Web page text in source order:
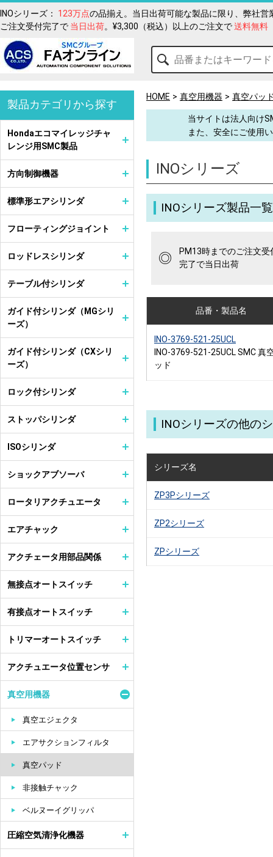
INOシリーズ： 123万点の品揃え。当日出荷可能な製品に限り、弊社営
ご注文受付完了で 当日出荷。¥3,300（税込）以上のご注文で送料無料
HOME 真空用機器 真空パッ
当サイトは法人向け
また、安全にご使用
INOシリーズ
INOシリーズ製品一覧
◎
PM13時までのご注文受
完了で当日出荷
品番・製品名
INO-3769-521-25UCL
INO-3769-521-25UCL SMC 真
ッド
INOシリーズの他の
シリーズ名
ZP3Pシリーズ
ZP2シリーズ
ZPシリーズ
製品カテゴリから探す
Hondaエコマイレッジチャ
レンジ用SMC製品
方向制御機器
標準形エアシリンダ
フローティングジョイント
ロッドレスシリンダ
テーブル付シリンダ
ガイド付シリンダ（MGシリ
ーズ）
ガイド付シリンダ（CXシリ
ーズ）
ロック付シリンダ
ストッパシリンダ
ISOシリンダ
ショックアブソーバ
ロータリアクチュエータ
エアチャック
アクチェータ用部品関係
無接点オートスイッチ
有接点オートスイッチ
トリマーオートスイッチ
アクチュエータ位置センサ
真空用機器
真空エジェクタ
エアサクションフィルタ
真空パッド
非接触チャック
ベルヌーイグリッパ
圧縮空気清浄化機器